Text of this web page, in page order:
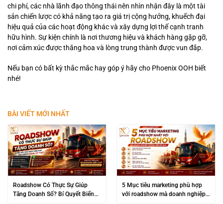
chi phí, các nhà lãnh đạo thông thái nên nhìn nhận đây là một tài
sản chiến lược có khả năng tạo ra giá trị cộng hưởng, khuếch đại
hiệu quả của các hoạt động khác và xây dựng lợi thế cạnh tranh
hữu hình. Sự kiện chính là nơi thương hiệu và khách hàng gặp gỡ,
nơi cảm xúc được thăng hoa và lòng trung thành được vun đắp.
Nếu bạn có bất kỳ thắc mắc hay góp ý hãy cho Phoenix OOH biết
nhé!
BÀI VIẾT MỚI NHẤT
Roadshow Có Thực Sự Giúp
Tăng Doanh Số? Bí Quyết Biến
5 Mục tiêu marketing phù hợp
với roadshow mà doanh nghiệp